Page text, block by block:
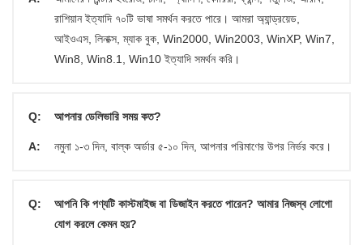
রাশিয়ান ইত্যাদি ৭০টি ভাষা সমর্থন করতে পারে। আমরা অ্যান্ড্রয়েড,
আইওএস, লিনাক্স, ম্যাক বুক, Win2000, Win2003, WinXP, Win7,
Win8, Win8.1, Win10 ইত্যাদি সমর্থন করি।
Q: আপনার ডেলিভারি সময় কত?
A: নমুনা ১-৩ দিন, বাল্ক অর্ডার ৫-১০ দিন, আপনার পরিমাণের উপর নির্ভর করে।
Q:
আপনি কি পণ্যটি কাস্টমাইজ বা ডিজাইন করতে পারেন? আমার নিজস্ব লোগো
যোগ করলে কেমন হয়?